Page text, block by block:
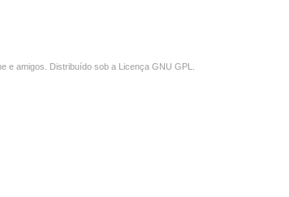
e amigos. Distribuído sob a Licença GNU GPL